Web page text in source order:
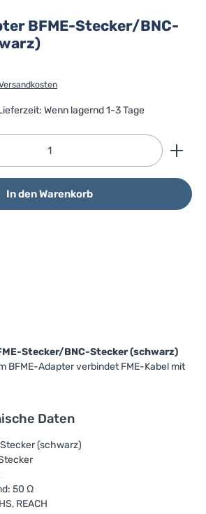
BFME-Stecker/BNC-
Wenn lagernd 1-3 Tage
Gib den gewünschten Wert ein
In den Warenkorb
Stecker/BNC-Stecker (schwarz)
BFME-Adapter verbindet FME-Kabel mit
Daten
(schwarz)
50 Ω
REACH